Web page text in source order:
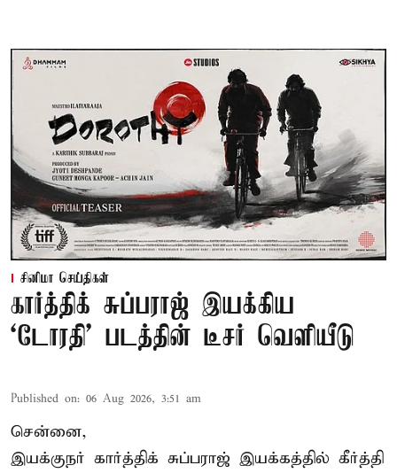
சினிமா செய்திகள்
கார்த்திக் சுப்பராஜ் இயக்கிய
`டோரதி' படத்தின் டீசர் வெளியீடு
Published on: 06 Aug 2026, 3:51 am
சென்னை,
இயக்குநர் கார்த்திக் சுப்பராஜ் இயக்கத்தில் கீர்த்தி